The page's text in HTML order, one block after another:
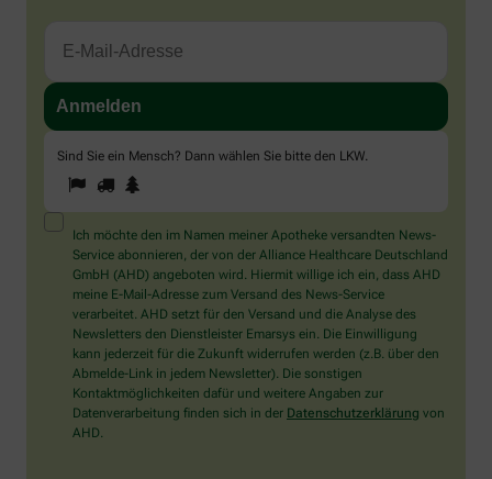
Sind Sie ein Mensch? Dann wählen Sie bitte den LKW.
Sind
Sie
ein
Mensch?
Dann
wählen
Sie
bitte
den
LKW.
1 2
Ich möchte den im Namen meiner Apotheke versandten News-
Service abonnieren, der von der Alliance Healthcare Deutschland
GmbH (AHD) angeboten wird. Hiermit willige ich ein, dass AHD
meine E-Mail-Adresse zum Versand des News-Service
verarbeitet. AHD setzt für den Versand und die Analyse des
Newsletters den Dienstleister Emarsys ein. Die Einwilligung
kann jederzeit für die Zukunft widerrufen werden (z.B. über den
Abmelde-Link in jedem Newsletter). Die sonstigen
Kontaktmöglichkeiten dafür und weitere Angaben zur
Datenverarbeitung finden sich in der Datenschutzerklärung von
AHD.